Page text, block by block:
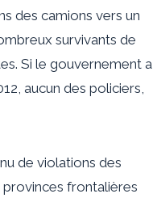
des camions vers un
survivants de
Si le gouvernement a
aucun des policiers,
de violations des
frontalières